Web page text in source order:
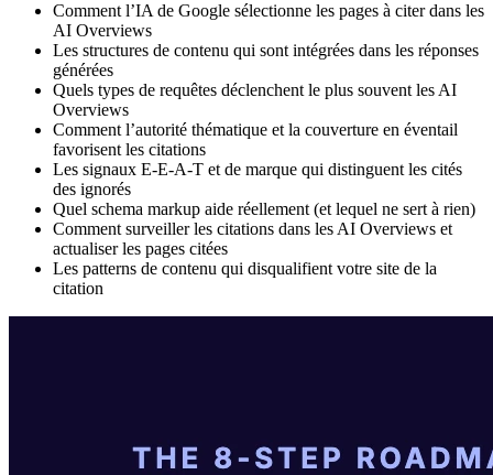
Comment l’IA de Google sélectionne les pages à citer dans les
AI Overviews
Les structures de contenu qui sont intégrées dans les réponses
générées
Quels types de requêtes déclenchent le plus souvent les AI
Overviews
Comment l’autorité thématique et la couverture en éventail
favorisent les citations
Les signaux E-E-A-T et de marque qui distinguent les cités
des ignorés
Quel schema markup aide réellement (et lequel ne sert à rien)
Comment surveiller les citations dans les AI Overviews et
actualiser les pages citées
Les patterns de contenu qui disqualifient votre site de la
citation